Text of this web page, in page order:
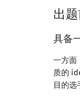
出
具备
一方面
质的
目的选